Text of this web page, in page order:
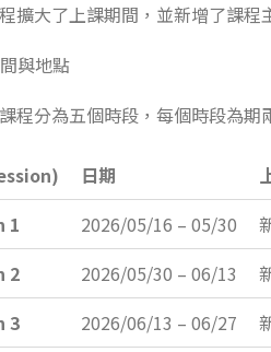
擴大了上課期間，並新增了課程
與地點
程分為五個時段，每個時段為期
日期
1
2026/05/16 – 05/30
2
2026/05/30 – 06/13
3
2026/06/13 – 06/27